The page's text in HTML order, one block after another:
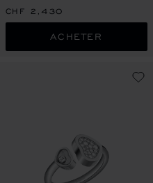
CHF 2,430
ACHETER